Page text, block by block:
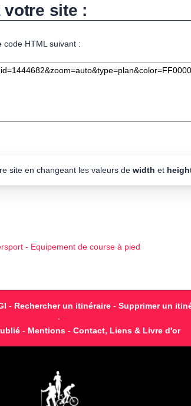
votre site :
code HTML suivant :
site en changeant les valeurs de width et
- Rechercher un itinéraire - Supprimer un
-
- Mentions- Contact, Liens & Livre d'or